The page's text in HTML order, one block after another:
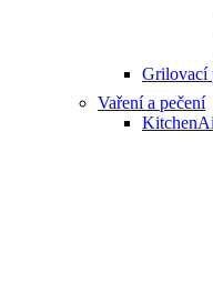
Grilovací
Vaření a pečení